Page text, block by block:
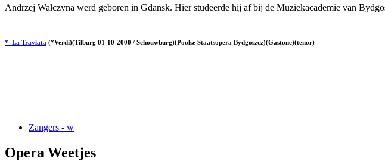
Andrzej Walczyna werd geboren in Gdansk. Hier studeerde hij af bij de Muziekacademie van
* La Traviata (*Verdi)(Tilburg 01-10-2000 / Schouwburg)(Poolse Staatsopera Bydgoszcz)(Gastone)(tenor)
Zangers - w
Opera Weetjes